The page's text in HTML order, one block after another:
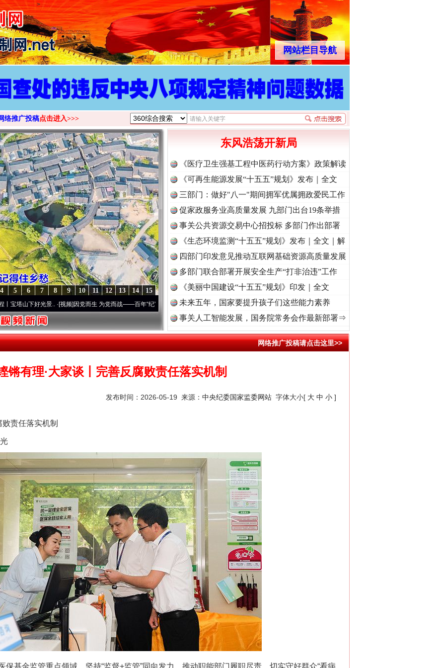
>
网站栏目导航
络推广投稿点击进入>>>
15
14
13
12
11
10
9
8
7
6
5
4
好光景..·[视频]因党而生 为党而战——百年“纪”事⑧加强纪律.. ·[视频]牢记初心使命 奋进复兴征程丨“转折之城”激荡..·[视频]牢记初心使命 奋进复兴征程丨红船起航处 潮
东风浩荡开新局
《医疗卫生强基工程中医药行动方案》政策解读
《可再生能源发展“十五五”规划》发布｜全文
三部门：做好"八一"期间拥军优属拥政爱民工作
促家政服务业高质量发展 九部门出台19条举措
事关公共资源交易中心招投标 多部门作出部署
《生态环境监测“十五五”规划》发布｜全文｜解
读
四部门印发意见推动互联网基础资源高质量发展
多部门联合部署开展安全生产“打非治违”工作
《美丽中国建设“十五五”规划》印发｜全文
未来五年，国家要提升孩子们这些能力素养
事关人工智能发展，国务院常务会作最新部署⇒
网络推广投稿请点击这里>>
锵有理·大家谈丨完善反腐败责任落实机制
发布时间：2026-05-19 来源： 中央纪委国家监委网站 字体大小[ 大 中 小 ]
责任落实机制
金监管重点领域，坚持“监督+监管”同向发力，推动职能部门履职尽责，切实守好群众“看病